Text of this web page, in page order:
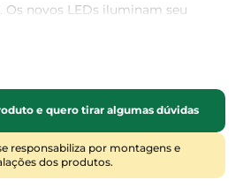
Os novos LEDs iluminam seu
coleção. O filtro de alumínio é
a qualidade do ar puro no
cooktop de 4 bocas é indicado
Fogão cooktop de 5 bocas é
ou 90 cm. Para Fogão cooktop
de 90 cm ou mais.
e quero tirar algumas dúvidas
responsabiliza por montagens e
dos produtos.